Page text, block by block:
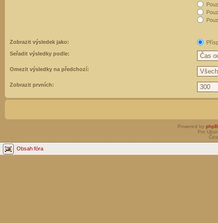
Zobrazit výsledek jako:
Seřadit výsledky podle:
Omezit výsledky na předchozí:
Zobrazit prvních:
Powered by
Pro
Obsah fóra